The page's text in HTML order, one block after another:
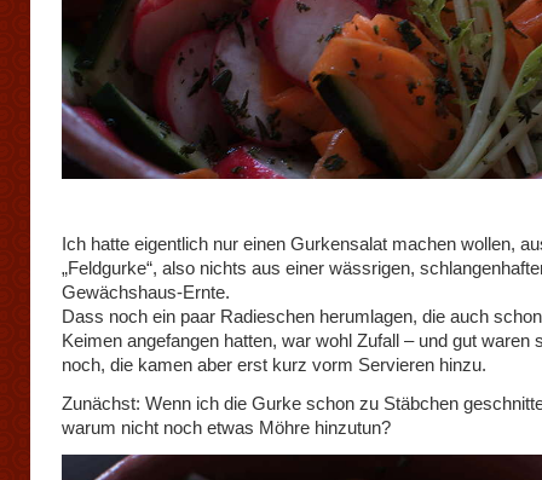
Ich hatte eigentlich nur einen Gurkensalat machen wollen,
„Feldgurke“, also nichts aus einer wässrigen,
Gewächshaus-Ernte.
Dass noch ein paar Radieschen herumlagen, die auch
Keimen angefangen hatten, war wohl Zufall – und gut waren
noch, die kamen aber erst kurz vorm Servieren hinzu.
Zunächst: Wenn ich die Gurke schon zu Stäbchen
warum nicht noch etwas Möhre hinzutun?